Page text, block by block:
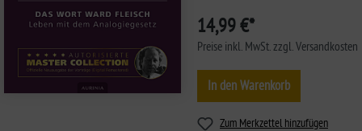
14,99 €*
Preise inkl. MwSt. zzgl. Versandkosten
In den Warenkorb
Zum Merkzettel hinzufügen